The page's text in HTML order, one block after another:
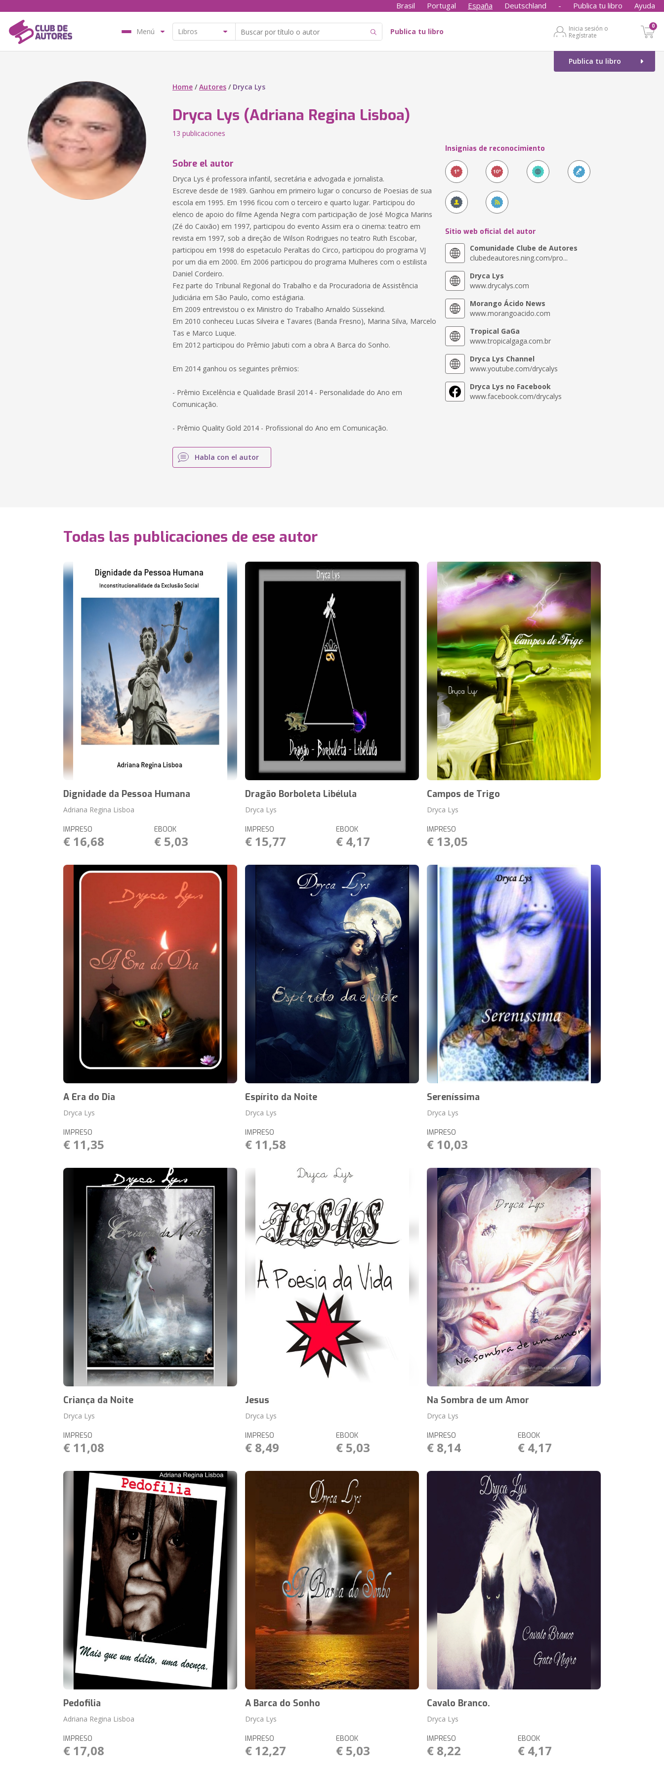
Brasil Portugal España Deutschland - Publica tu libro Ayuda
Menú Publica tu libro
Inicia sesión o
Regístrate
0
Publica tu libro
Home /Autores / Dryca Lys
Dryca Lys (Adriana Regina Lisboa)
13 publicaciones
Sobre el autor
Dryca Lys é professora infantil, secretária e advogada e jornalista.
Escreve desde de 1989. Ganhou em primeiro lugar o concurso de Poesias de sua
escola em 1995. Em 1996 ficou com o terceiro e quarto lugar. Participou do
elenco de apoio do filme Agenda Negra com participação de José Mogica Marins
(Zé do Caixão) em 1997, participou do evento Assim era o cinema: teatro em
revista em 1997, sob a direção de Wilson Rodrigues no teatro Ruth Escobar,
participou em 1998 do espetaculo Peraltas do Circo, participou do programa VJ
por um dia em 2000. Em 2006 participou do programa Mulheres com o estilista
Daniel Cordeiro.
Fez parte do Tribunal Regional do Trabalho e da Procuradoria de Assistência
Judiciária em São Paulo, como estágiaria.
Em 2009 entrevistou o ex Ministro do Trabalho Arnaldo Süssekind.
Em 2010 conheceu Lucas Silveira e Tavares (Banda Fresno), Marina Silva, Marcelo
Tas e Marco Luque.
Em 2012 participou do Prêmio Jabuti com a obra A Barca do Sonho.
Em 2014 ganhou os seguintes prêmios:
- Prêmio Excelência e Qualidade Brasil 2014 - Personalidade do Ano em
Comunicação.
- Prêmio Quality Gold 2014 - Profissional do Ano em Comunicação.
Habla con el autor
Insignias de reconocimiento
Sitio web oficial del autor
Comunidade Clube de Autores
clubedeautores.ning.com/pro...
Dryca Lys
www.drycalys.com
Morango Ácido News
www.morangoacido.com
Tropical GaGa
www.tropicalgaga.com.br
Dryca Lys Channel
www.youtube.com/drycalys
Dryca Lys no Facebook
www.facebook.com/drycalys
Todas las publicaciones de ese autor
Dignidade da Pessoa Humana
Adriana Regina Lisboa
IMPRESO
€ 16,68
EBOOK
€ 5,03
Dragão Borboleta Libélula
Dryca Lys
IMPRESO
€ 15,77
EBOOK
€ 4,17
Campos de Trigo
Dryca Lys
IMPRESO
€ 13,05
A Era do Dia
Dryca Lys
IMPRESO
€ 11,35
Espírito da Noite
Dryca Lys
IMPRESO
€ 11,58
Sereníssima
Dryca Lys
IMPRESO
€ 10,03
Criança da Noite
Dryca Lys
IMPRESO
€ 11,08
Jesus
Dryca Lys
IMPRESO
€ 8,49
EBOOK
€ 5,03
Na Sombra de um Amor
Dryca Lys
IMPRESO
€ 8,14
EBOOK
€ 4,17
Pedofilia
Adriana Regina Lisboa
IMPRESO
€ 17,08
A Barca do Sonho
Dryca Lys
IMPRESO
€ 12,27
EBOOK
€ 5,03
Cavalo Branco.
Dryca Lys
IMPRESO
€ 8,22
EBOOK
€ 4,17